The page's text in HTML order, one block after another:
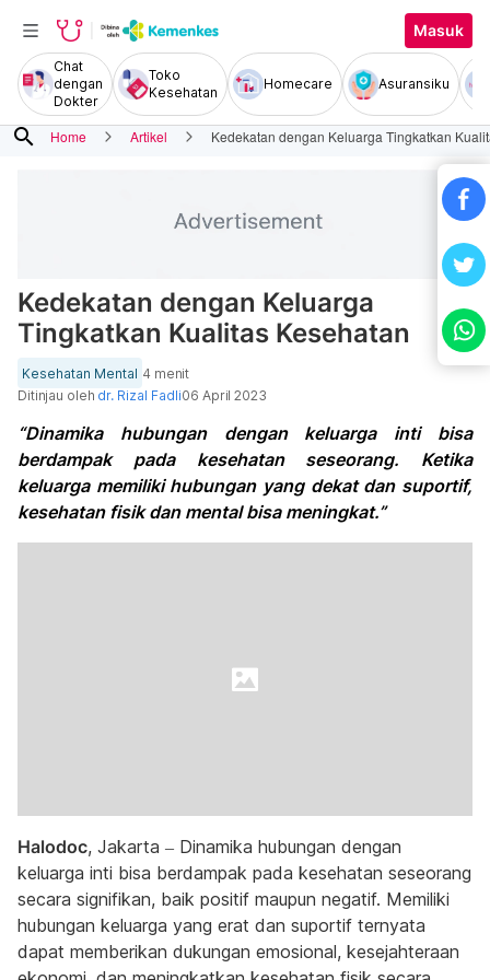
Masuk
Chat
dengan
Dokter
Toko
Kesehatan
Homecare Asuransiku
search Home Artikel Kedekatan dengan Keluarga Tingkatkan
Kedekatan dengan Keluarga
Tingkatkan Kualitas Kesehatan
Kesehatan Mental 4 menit
Ditinjau oleh dr. Rizal Fadli06 April 2023
“Dinamika hubungan dengan keluarga inti bisa
berdampak pada kesehatan seseorang. Ketika
keluarga memiliki hubungan yang dekat dan suportif,
kesehatan fisik dan mental bisa meningkat.”
Halodoc, Jakarta – Dinamika hubungan dengan
keluarga inti bisa berdampak pada kesehatan seseorang
secara signifikan, baik positif maupun negatif. Memiliki
hubungan keluarga yang erat dan suportif ternyata
dapat memberikan dukungan emosional, kesejahteraan